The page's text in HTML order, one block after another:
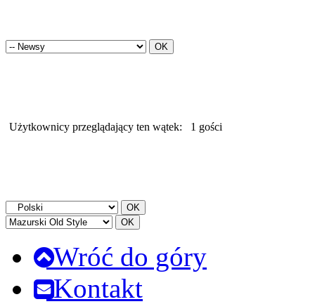
Użytkownicy przeglądający ten wątek: 1 gości
Wróć do góry
Kontakt